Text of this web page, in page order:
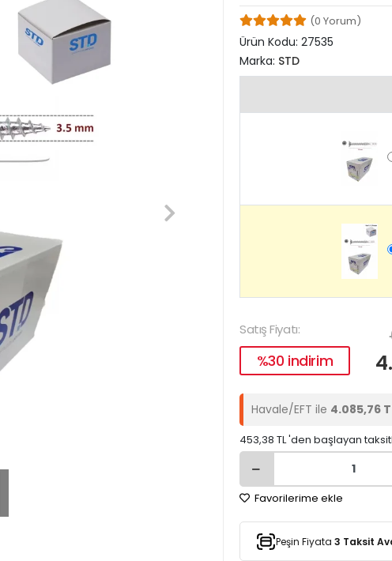
(0 Yorum)
Ürün Kodu: 27535
Marka: STD
Satış Fiyatı:
%30 indirim
Havale/EFT ile 4.085,76
453,38 TL 'den başlayan
Favorilerime ekle
Peşin Fiyata 3 Taksit